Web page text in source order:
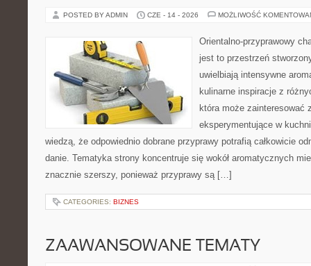
POSTED BY ADMIN CZE - 14 - 2026 MOŻLIWOŚĆ
Orientalno-przyprawowy
jest to przestrzeń
uwielbiają intensywne
kulinarne inspiracje z
która może zainteresować
eksperymentujące w
wiedzą, że odpowiednio dobrane przyprawy potrafią całkowicie
danie. Tematyka strony koncentruje się wokół aromatycznych
znacznie szerszy, ponieważ przyprawy są […]
CATEGORIES: BIZNES
ZAAWANSOWANE TEMATY